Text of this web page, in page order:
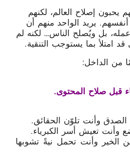
يحبون إصلاح العالم، لكنهم
يريد الواحد منهم أن
بل ويُصلح الناس… لكنه لم
امتلأ بما يستوجب التنقية.
من الداخل:
قبل صلاح المحتوى.
الصدق وأنت تلوّن الحقائق.
وأنت تعيش أسر الكبرياء.
الخير وأنت تحمل نيةً تشوبها